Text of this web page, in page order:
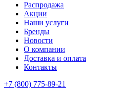
Распродажа
Акции
Наши услуги
Бренды
Новости
О компании
Доставка и оплата
Контакты
+7 (800) 775-89-21